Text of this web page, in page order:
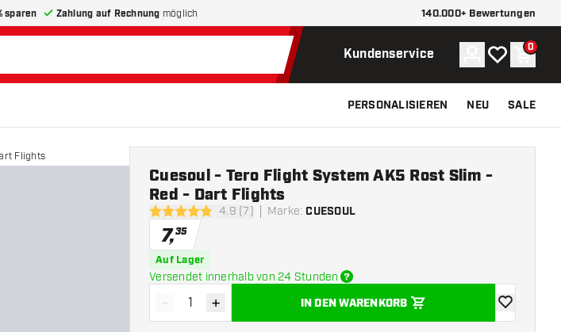
sparen Zahlung auf Rechnung möglich 140.000+ Bewertungen
Kundenservice Konto
Meine 0
PERSONALISIEREN NEU SALE
Flights
4.9 Bewertungssterne
4.9 (7) Marke: CUESOUL
Cuesoul - Tero Flight System AK5 Rost Slim -
Red - Dart Flights
7,35
Auf Lager
Versendet innerhalb von 24 Stunden
Menge verringern
- Menge erhöhen
+ IN DEN WARENKORB
Zur